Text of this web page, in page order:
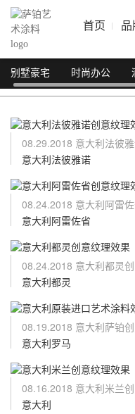
首页 品
别墅豪宅 时尚办公
08.29.2018 意大利法彼
意大利法彼雅诺
08.24.2018 意大利阿雷
意大利阿雷佐省
08.24.2018 意大利都灵
意大利都灵
08.19.2018 意大利萨铂
意大利罗马
08.16.2018 意大利米兰
意大利